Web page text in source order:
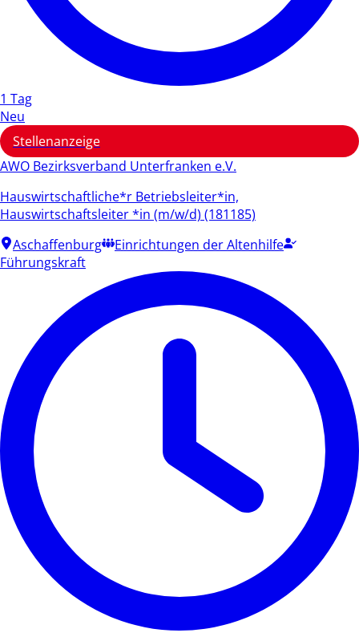
1 Tag
Neu
Stellenanzeige
AWO Bezirksverband Unterfranken e.V.
Hauswirtschaftliche*r Betriebsleiter*in,
Hauswirtschaftsleiter *in (m/w/d) (181185)
Aschaffenburg
Einrichtungen der Altenhilfe
Führungskraft